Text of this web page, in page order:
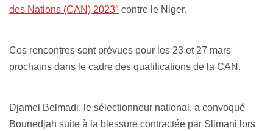
des Nations (CAN) 2023″ contre le Niger.
Ces rencontres sont prévues pour les 23 et 27 mars
prochains dans le cadre des qualifications de la CAN.
Djamel Belmadi, le sélectionneur national, a convoqué
Bounedjah suite à la blessure contractée par Slimani lors